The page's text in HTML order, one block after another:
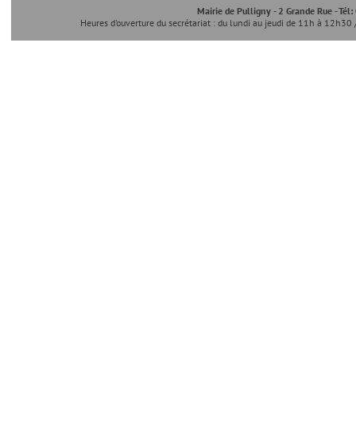
Mairie de Pulligny - 2 Grande Rue -
Heures d'ouverture du secrétariat : du lundi au jeudi de 11h à